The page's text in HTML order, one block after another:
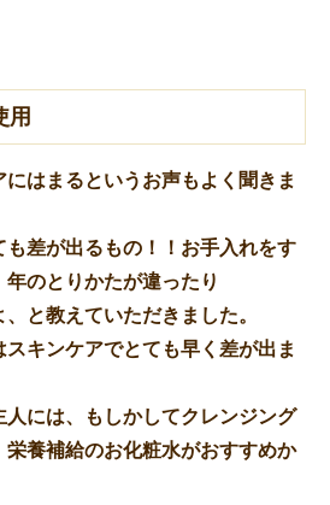
用
はまるというお声もよく聞きま
差が出るもの！！お手入れをす
のとりかたが違ったり
と教えていただきました。
キンケアでとても早く差が出ま
には、もしかしてクレンジング
養補給のお化粧水がおすすめか